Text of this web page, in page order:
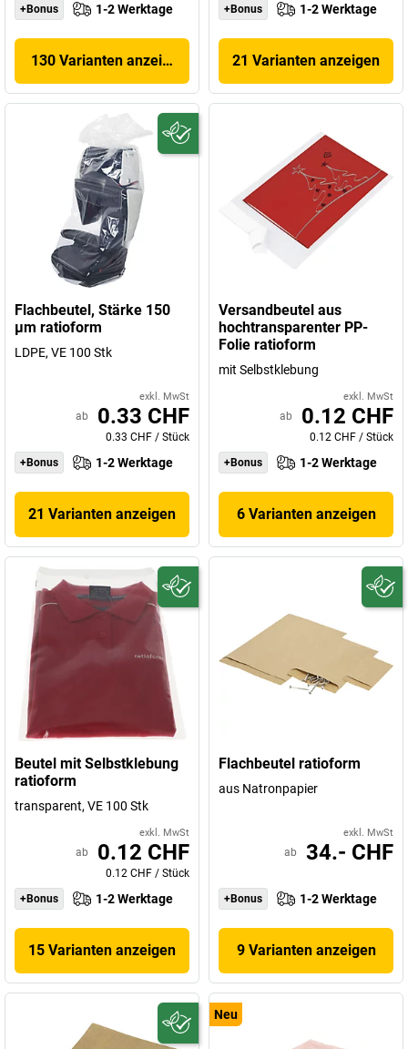
+Bonus 1-2 Werktage
130 Varianten anzeigen
+Bonus 1-2 Werktage
21 Varianten anzeigen
Flachbeutel, Stärke 150
µm ratioform
LDPE, VE 100 Stk
exkl. MwSt
ab 0.33 CHF
0.33 CHF / Stück
+Bonus
1-2 Werktage
21 Varianten anzeigen
Versandbeutel aus
hochtransparenter PP-
Folie ratioform
mit Selbstklebung
exkl. MwSt
ab 0.12 CHF
0.12 CHF / Stück
+Bonus
1-2 Werktage
6 Varianten anzeigen
Beutel mit Selbstklebung
ratioform
transparent, VE 100 Stk
exkl. MwSt
ab 0.12 CHF
0.12 CHF / Stück
+Bonus
1-2 Werktage
15 Varianten anzeigen
Flachbeutel ratioform
aus Natronpapier
exkl. MwSt
ab 34.- CHF
+Bonus 1-2 Werktage
9 Varianten anzeigen
Neu